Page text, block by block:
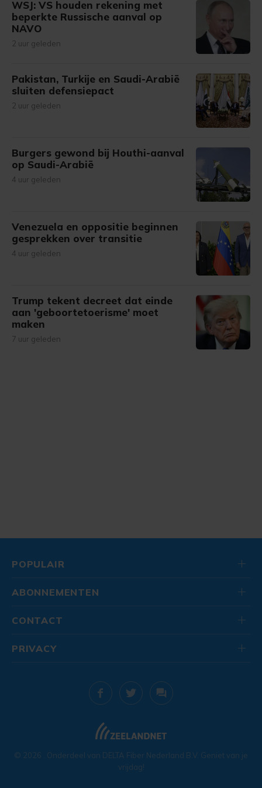
WSJ: VS houden rekening met
beperkte Russische aanval op
NAVO
2 uur geleden
Pakistan, Turkije en Saudi-Arabië
sluiten defensiepact
2 uur geleden
Burgers gewond bij Houthi-aanval
op Saudi-Arabië
4 uur geleden
Venezuela en oppositie beginnen
gesprekken over transitie
4 uur geleden
Trump tekent decreet dat einde
aan 'geboortetoerisme' moet
maken
7 uur geleden
POPULAIR
ABONNEMENTEN
CONTACT
© 2026 . Onderdeel van DELTA Fiber Nederland B.V. Geniet van je
vrijdag!
PRIVACY